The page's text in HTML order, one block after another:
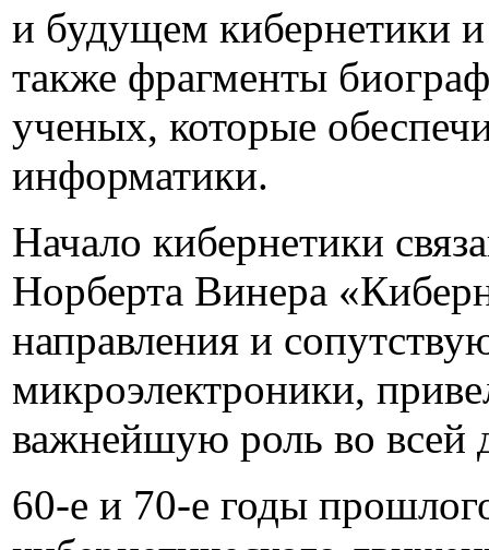
и будущем кибернетики
также фрагменты
ученых, которые
информатики.
Начало кибернетики
Норберта Винера
направления и
микроэлектроники,
важнейшую роль во всей
60-е и 70-е годы